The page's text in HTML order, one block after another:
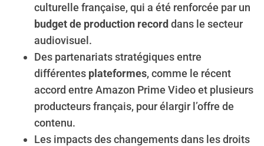
culturelle française, qui a été renforcée par un
budget de production recorddans le secteur
audiovisuel.
Des partenariats stratégiques entre
différentes plateformes, comme le récent
accord entre Amazon Prime Video et plusieurs
producteurs français, pour élargir l’offre de
contenu.
Les impacts des changements dans les droits
S
e
a